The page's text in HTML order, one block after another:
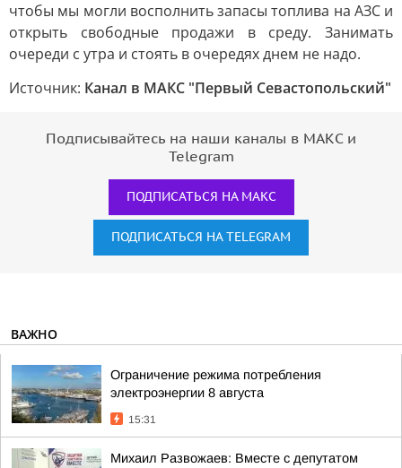
чтобы мы могли восполнить запасы топлива на АЗС и
открыть свободные продажи в среду. Занимать
очереди с утра и стоять в очередях днем не надо.
Источник: Канал в МАКС "Первый Севастопольский"
Подписывайтесь на наши каналы в МАКС и
Telegram
ПОДПИСАТЬСЯ НА МАКС
ПОДПИСАТЬСЯ НА TELEGRAM
ВАЖНО
Ограничение режима потребления
электроэнергии 8 августа
15:31
Михаил Развожаев: Вместе с депутатом